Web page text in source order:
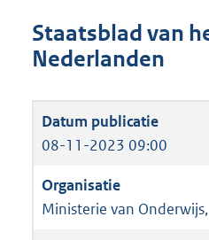
Staatsblad van
Nederlanden
08-11-2023 09:00
Ministerie van